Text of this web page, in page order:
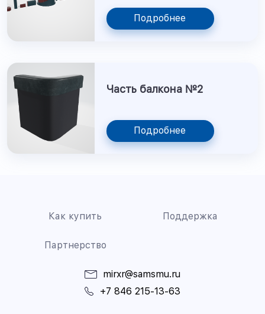
Подробнее
Часть балкона №2
Подробнее
Как купить Поддержка
Партнерство
mirxr@samsmu.ru
+7 846 215-13-63